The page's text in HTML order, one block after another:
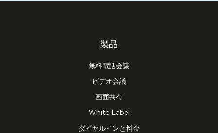
製品
無料電話会議
ビデオ会議
画面共有
White Label
ダイヤルインと料金